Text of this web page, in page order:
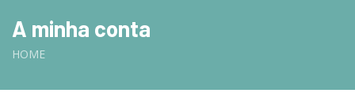
A minha conta
HOME